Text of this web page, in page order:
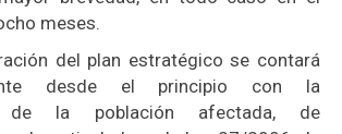
meses.
del plan estratégico se contará
desde el principio con la
de la población afectada, de